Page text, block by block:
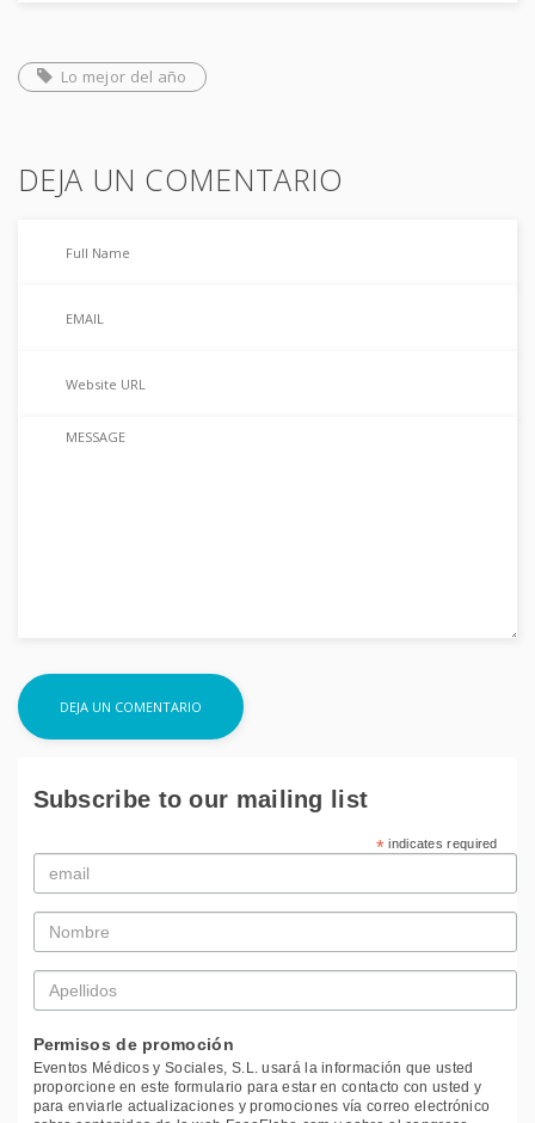
Lo mejor del año
DEJA UN COMENTARIO
Subscribe to our mailing list
* indicates required
Email
*
Nombre
*
Apellidos
*
Permisos de promoción
Eventos Médicos y Sociales, S.L. usará la información que usted
proporcione en este formulario para estar en contacto con usted y
para enviarle actualizaciones y promociones vía correo electrónico